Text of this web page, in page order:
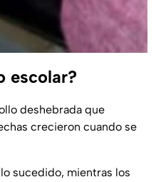
escolar?
deshebrada que
crecieron cuando se
sucedido, mientras los